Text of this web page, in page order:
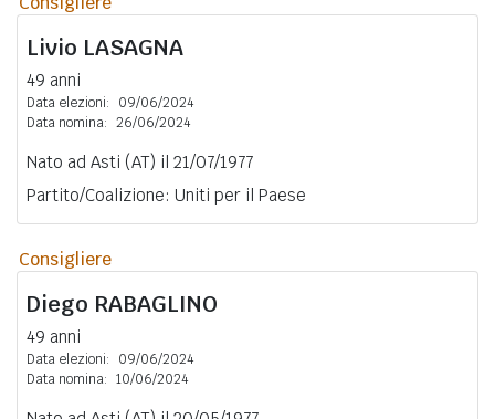
Livio LASAGNA
49 anni
Data elezioni:
09/06/2024
Data nomina: 26/06/2024
Nato ad Asti (AT) il 21/07/1977
Partito/Coalizione: Uniti per il Paese
Consigliere
Diego RABAGLINO
49 anni
Data elezioni:
09/06/2024
Data nomina: 10/06/2024